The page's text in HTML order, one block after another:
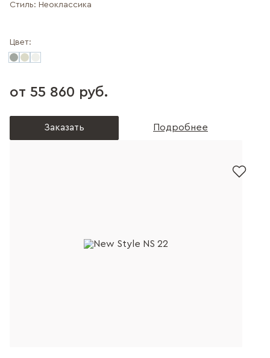
Стиль: Неоклассика
Цвет:
от 55 860 руб.
Заказать Подробнее